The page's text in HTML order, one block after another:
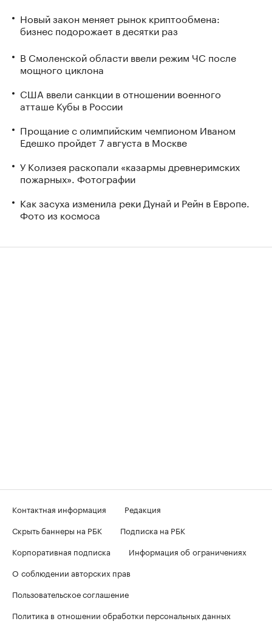
Новый закон меняет рынок криптообмена:
бизнес подорожает в десятки раз
В Смоленской области ввели режим ЧС после
мощного циклона
США ввели санкции в отношении военного
атташе Кубы в России
Прощание с олимпийским чемпионом Иваном
Едешко пройдет 7 августа в Москве
У Колизея раскопали «казармы древнеримских
пожарных». Фотографии
Как засуха изменила реки Дунай и Рейн в Европе.
Фото из космоса
Контактная информация
Редакция
Скрыть баннеры на РБК
Подписка на РБК
Корпоративная подписка
Информация об ограничениях
О соблюдении авторских прав
Пользовательское соглашение
Политика в отношении обработки персональных данных